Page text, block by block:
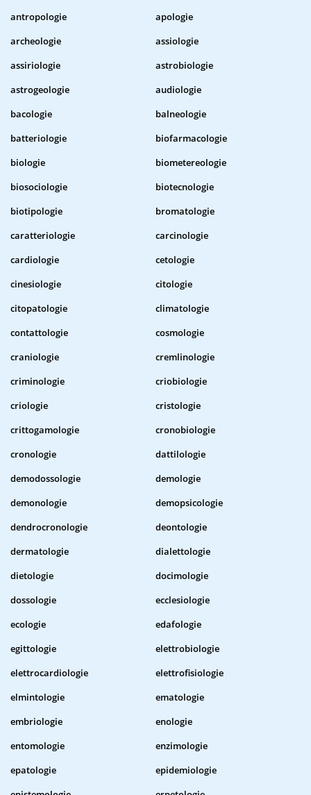
antropologie
apologie
archeologie
assiologie
assiriologie
astrobiologie
astrogeologie
audiologie
bacologie
balneologie
batteriologie
biofarmacologie
biologie
biometereologie
biosociologie
biotecnologie
biotipologie
bromatologie
caratteriologie
carcinologie
cardiologie
cetologie
cinesiologie
citologie
citopatologie
climatologie
contattologie
cosmologie
craniologie
cremlinologie
criminologie
criobiologie
criologie
cristologie
crittogamologie
cronobiologie
cronologie
dattilologie
demodossologie
demologie
demonologie
demopsicologie
dendrocronologie
deontologie
dermatologie
dialettologie
dietologie
docimologie
dossologie
ecclesiologie
ecologie
edafologie
egittologie
elettrobiologie
elettrocardiologie
elettrofisiologie
elmintologie
ematologie
embriologie
enologie
entomologie
enzimologie
epatologie
epidemiologie